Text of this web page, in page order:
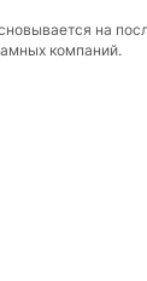
на
компаний.